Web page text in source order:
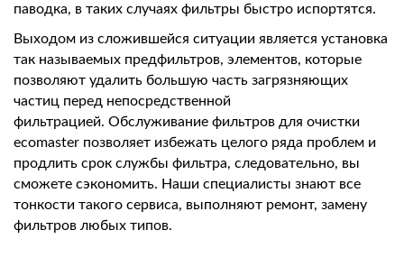
паводка, в таких случаях фильтры быстро испортятся.
Выходом из сложившейся ситуации является установка
так называемых предфильтров, элементов, которые
позволяют удалить большую часть загрязняющих
частиц перед непосредственной
фильтрацией. Обслуживание фильтров для очистки
ecomaster позволяет избежать целого ряда проблем и
продлить срок службы фильтра, следовательно, вы
сможете сэкономить. Наши специалисты знают все
тонкости такого сервиса, выполняют ремонт, замену
фильтров любых типов.